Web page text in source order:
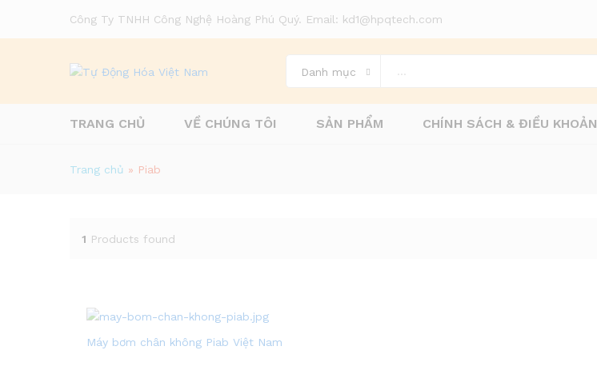
Công Ty TNHH Công Nghệ Hoàng Phú Quý. Email: kd1@hpqtech.com
Danh mục
TRANG CHỦ VỀ CHÚNG TÔI SẢN PHẨM CHÍNH SÁCH & ĐIỀU KHOẢN
Trang chủ » Piab
1 Products found
Máy bơm chân không Piab Việt Nam